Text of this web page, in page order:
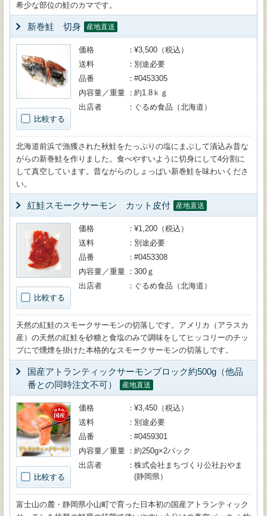
希少な部位の鮭のカマです。
新巻鮭 切身 産地直送
比較する
価格
¥3,500（税込）
送料
別途必要
品番
#0453305
内容量／重量
約1.8ｋｇ
出店者
ぐるめ食品（北海道）
北海道前浜で漁獲された秋鮭をたっぷりの塩にまぶして漬込み昔な
がらの新巻鮭を作りました。食べやすいように切身にして4分割に
して真空しています。昔ながらのしょっぱい新巻鮭を味わいくださ
い。
紅鮭スモークサーモン カット皮付 産地直送
比較する
価格
¥1,200（税込）
送料
別途必要
品番
#0453308
内容量／重量
300ｇ
出店者
ぐるめ食品（北海道）
天然の紅鮭のスモークサーモンの切落しです。アメリカ（アラスカ
産）の天然の紅鮭を砂糖と食塩のみで調味をしてヒッコリーのチッ
プにで燻煙を掛けた本格的なスモークサーモンの切落しです。
国産アトランティックサーモンブロック約500g（他品
番との同時注文不可）
産地直送
比較する
価格
¥3,450（税込）
送料
別途必要
品番
#0459301
内容量／重量
約250g×2パック
出店者
株式会社まちづくり公社おやま
(静岡県）
富士山の麓・静岡県小山町で育った日本初の国産アトランティック